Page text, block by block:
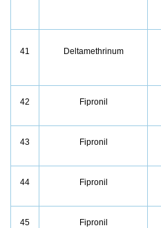
41 Deltamethrinum
42 Fipronil
43 Fipronil
44 Fipronil
45 Fipronil